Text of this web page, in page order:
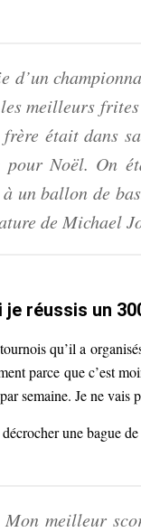
d’un
meilleurs
était dans
pour Noël. On
un ballon de
de Michael
je réussis un
qu’il a
parce que c’est
semaine. Je ne
une bague
meilleur